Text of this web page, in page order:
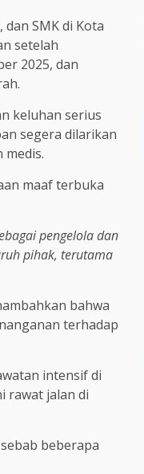
dan SMK di Kota
setelah
2025, dan
keluhan serius
segera dilarikan
medis.
maaf terbuka
pengelola dan
pihak, terutama
bahwa
terhadap
intensif di
rawat jalan di
beberapa